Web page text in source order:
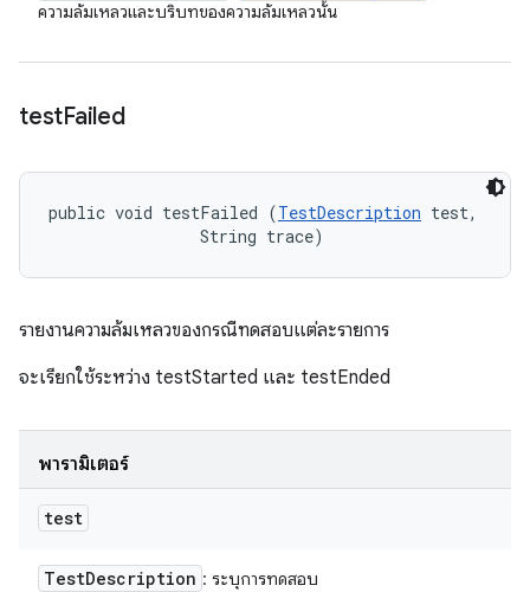
ความล้มเหลวและบริบทของความล้มเหลวนั้น
testFailed
public void testFailed (TestDescription test,
                String trace)
รายงานความล้มเหลวของกรณีทดสอบแต่ละรายการ
จะเรียกใช้ระหว่าง testStarted และ testEnded
พารามิเตอร์
test
TestDescription : ระบุการทดสอบ